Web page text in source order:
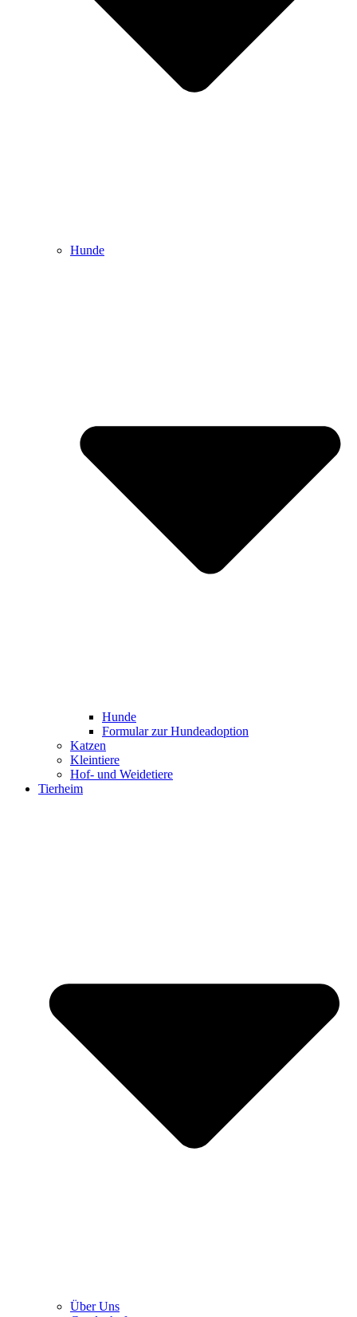
Hunde
Hunde
Formular zur Hundeadoption
Katzen
Kleintiere
Hof- und Weidetiere
Tierheim
Über Uns